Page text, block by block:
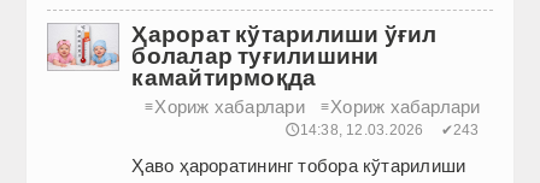
Ҳарорат кўтарилиши ўғил
болалар туғилишини
камайтирмоқда
≡Хориж хабарлари ≡Хориж хабарлари
🕔14:38, 12.03.2026 ✔243
Ҳаво ҳароратининг тобора кўтарилиши